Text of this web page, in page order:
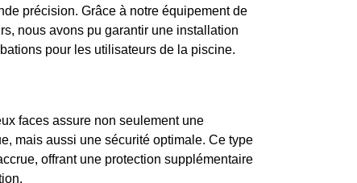
précision. Grâce à notre équipement de
nous avons pu garantir une installation
pour les utilisateurs de la piscine.
faces assure non seulement une
mais aussi une sécurité optimale. Ce type
offrant une protection supplémentaire